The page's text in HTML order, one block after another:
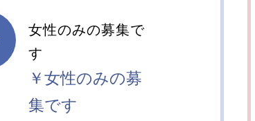
女性のみの募集で
す
￥女性のみの募
集です